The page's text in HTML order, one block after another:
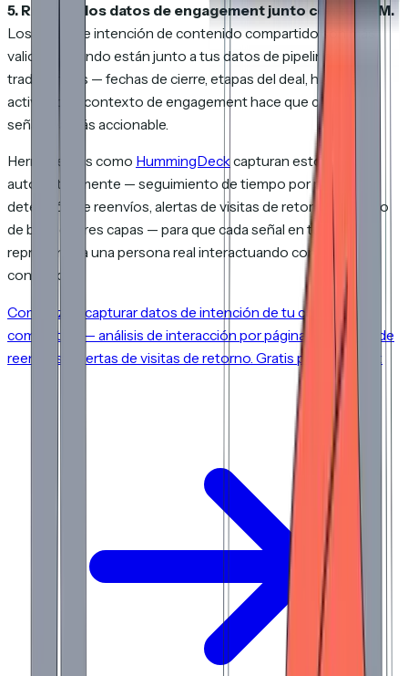
5. Registra los datos de engagement junto con tu CRM.
Los datos de intención de contenido compartido son más
valiosos cuando están junto a tus datos de pipeline
tradicionales — fechas de cierre, etapas del deal, historial de
actividad. El contexto de engagement hace que cada otra
señal sea más accionable.
Herramientas como HummingDeck capturan estos datos
automáticamente — seguimiento de tiempo por página,
detección de reenvíos, alertas de visitas de retorno y filtrado
de bots de tres capas — para que cada señal en tu panel
represente a una persona real interactuando con tu
contenido.
Comienza a capturar datos de intención de tu contenido
compartido — análisis de interacción por página, detección de
reenvíos y alertas de visitas de retorno. Gratis para empezar.